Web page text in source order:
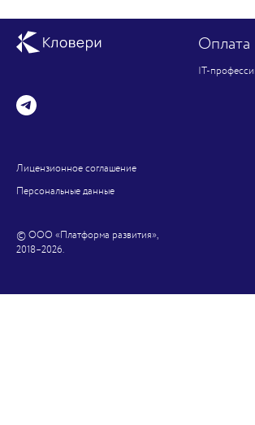
Оплата
IT-
Лицензионное соглашение
Персональные данные
© ООО «Платформа развития»,
2018–2026.